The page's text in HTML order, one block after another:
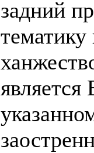
задний